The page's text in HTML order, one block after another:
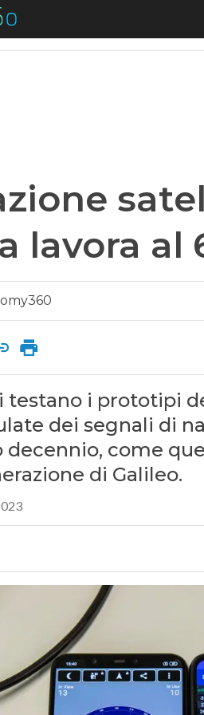
lavora al
testano i prototipi
dei segnali di
decennio, come
di Galileo.